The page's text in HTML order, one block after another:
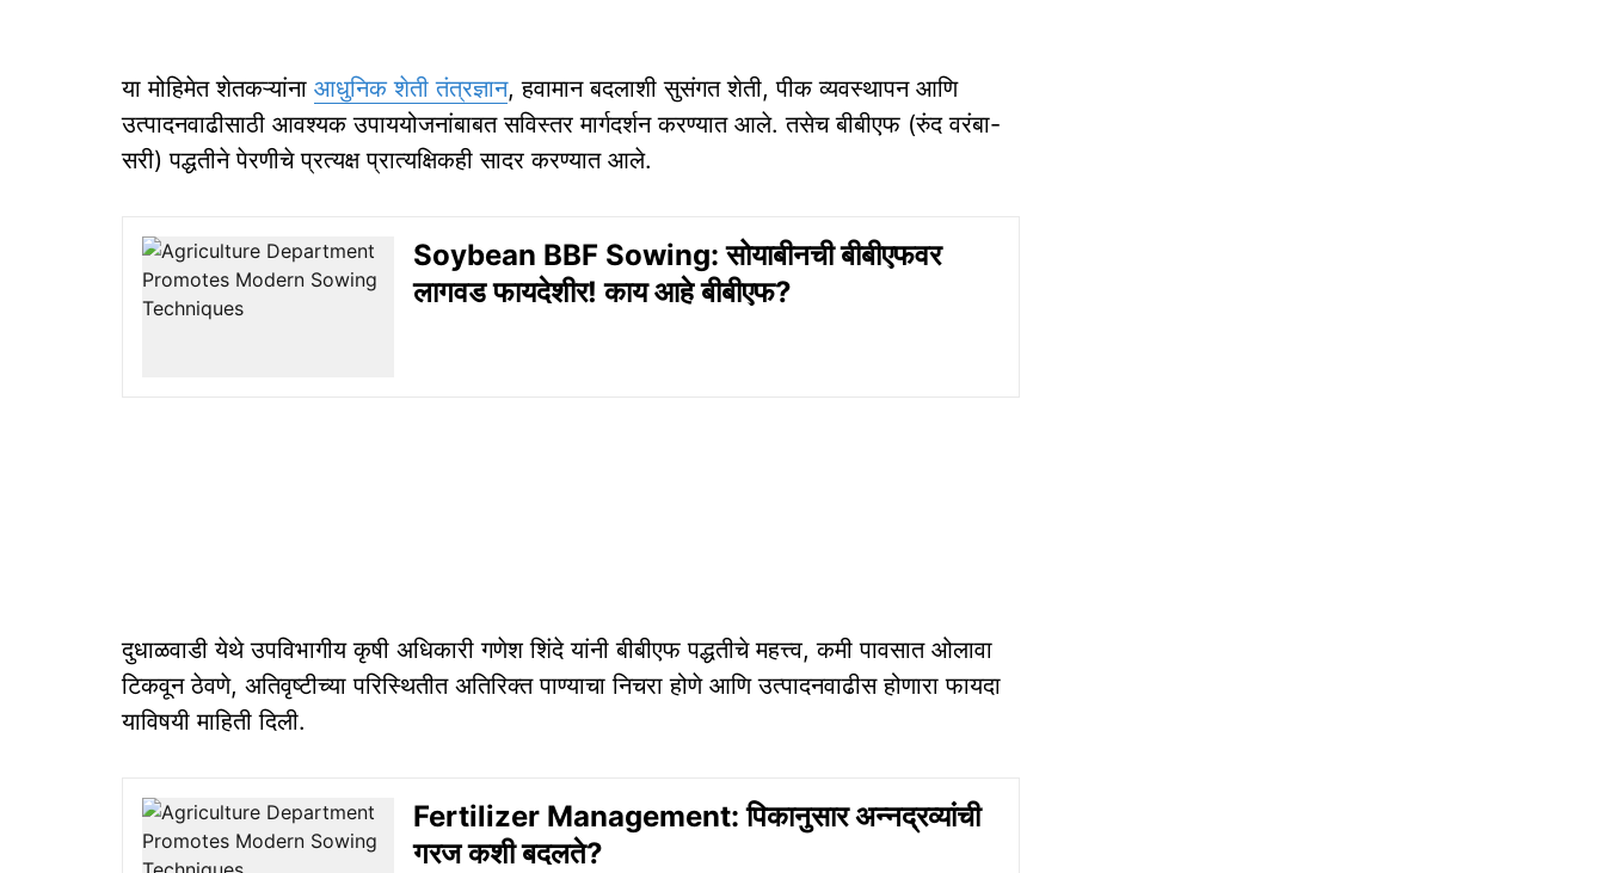
या मोहिमेत शेतकऱ्यांना आधुनिक शेती तंत्रज्ञान, हवामान बदलाशी सुसंगत शेती, पीक व्यवस्थापन आणि
उत्पादनवाढीसाठी आवश्यक उपाययोजनांबाबत सविस्तर मार्गदर्शन करण्यात आले. तसेच बीबीएफ (रुंद वरंबा-
सरी) पद्धतीने पेरणीचे प्रत्यक्ष प्रात्यक्षिकही सादर करण्यात आले.
Soybean BBF Sowing: सोयाबीनची बीबीएफवर
लागवड फायदेशीर! काय आहे बीबीएफ?
दुधाळवाडी येथे उपविभागीय कृषी अधिकारी गणेश शिंदे यांनी बीबीएफ पद्धतीचे महत्त्व, कमी पावसात ओलावा
टिकवून ठेवणे, अतिवृष्टीच्या परिस्थितीत अतिरिक्त पाण्याचा निचरा होणे आणि उत्पादनवाढीस होणारा फायदा
याविषयी माहिती दिली.
Fertilizer Management: पिकानुसार अन्नद्रव्यांची
गरज कशी बदलते?